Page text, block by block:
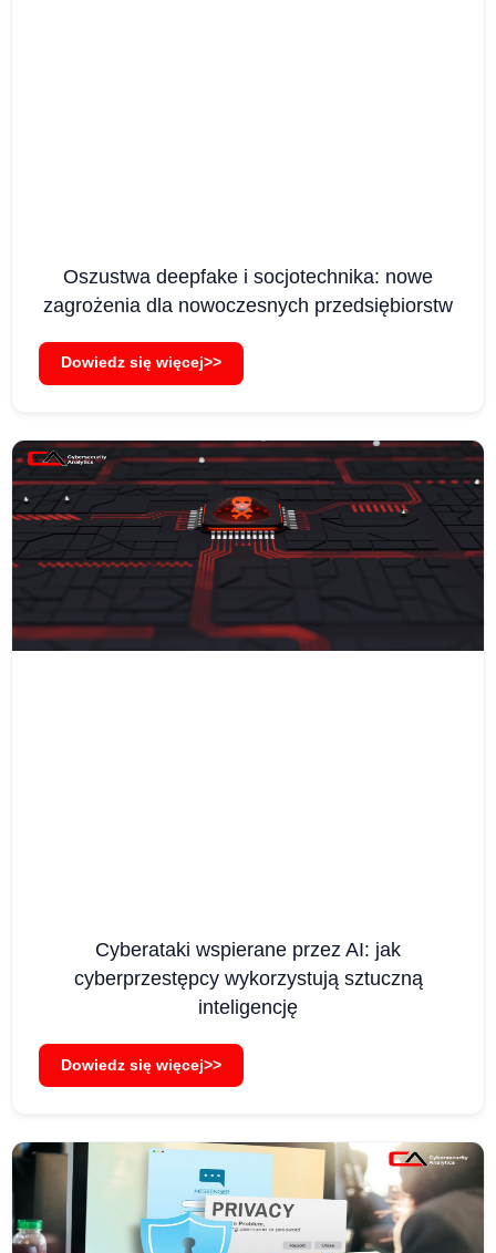
Oszustwa deepfake i socjotechnika: nowe
zagrożenia dla nowoczesnych przedsiębiorstw
Dowiedz się więcej>>
Cyberataki wspierane przez AI: jak
cyberprzestępcy wykorzystują sztuczną
inteligencję
Dowiedz się więcej>>